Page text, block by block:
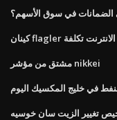
الضمانات في سوق الأسهم؟
مشتق من مؤشر nikkei
في خليج المكسيك اليوم
تغيير الزيت سان خوسيه